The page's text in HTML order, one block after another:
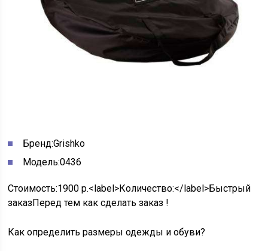
Бренд:Grishko
Модель:0436
Стоимость:1900 р.<label>Количество:</label>Быстрый
заказПеред тем как сделать заказ !
Как определить размеры одежды и обуви?